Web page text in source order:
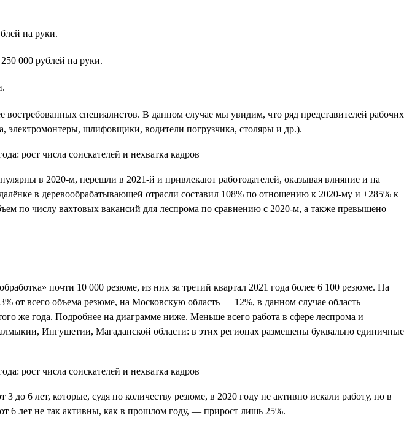
на руки.
000 рублей на руки.
специалистов. В данном случае мы увидим, что ряд представителей рабочих
электромонтеры, шлифовщики, водители погрузчика, столяры и др.).
в 2020-м, перешли в 2021-й и привлекают работодателей, оказывая влияние и на
в деревообрабатывающей отрасли составил 108% по отношению к 2020-му и +285% к
по числу вахтовых вакансий для леспрома по сравнению с 2020-м, а также превышено
почти 10 000 резюме, из них за третий квартал 2021 года более 6 100 резюме. На
от всего объема резюме, на Московскую область — 12%, в данном случае область
же года. Подробнее на диаграмме ниже. Меньше всего работа в сфере леспрома и
Ингушетии, Магаданской области: в этих регионах размещены буквально единичные
6 лет, которые, судя по количеству резюме, в 2020 году не активно искали работу, но в
6 лет не так активны, как в прошлом году, — прирост лишь 25%.